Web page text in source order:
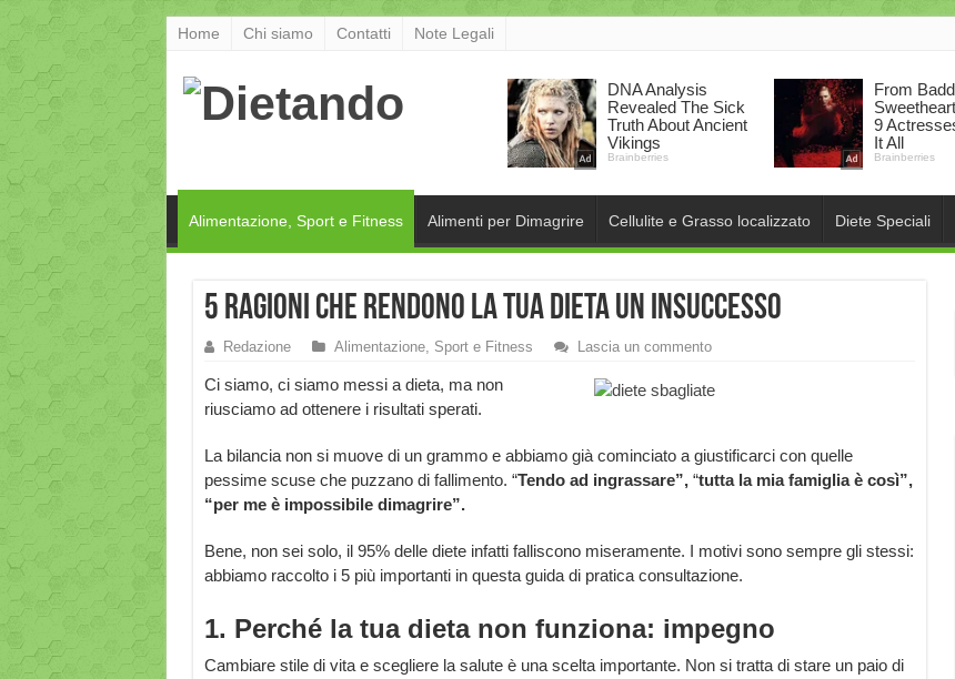
Home Chi siamo Contatti Note Legali
Alimentazione, Sport e Fitness Alimenti per Dimagrire Cellulite e Grasso localizzato Diete Speciali
5 ragioni che rendono la tua dieta un insuccesso
Redazione Alimentazione, Sport e Fitness Lascia un commento
Ci siamo, ci siamo messi a dieta, ma non
riusciamo ad ottenere i risultati sperati.
La bilancia non si muove di un grammo e abbiamo già cominciato a giustificarci con quelle
pessime scuse che puzzano di fallimento. “Tendo ad ingrassare”, “tutta la mia famiglia è così”,
“per me è impossibile dimagrire”.
Bene, non sei solo, il 95% delle diete infatti falliscono miseramente. I motivi sono sempre gli stessi:
abbiamo raccolto i 5 più importanti in questa guida di pratica consultazione.
1. Perché la tua dieta non funziona: impegno
Cambiare stile di vita e scegliere la salute è una scelta importante. Non si tratta di stare un paio di